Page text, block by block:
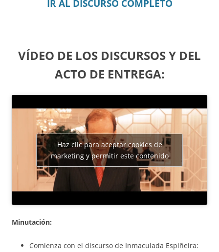
IR AL DISCURSO COMPLETO
VÍDEO DE LOS DISCURSOS Y DEL
ACTO DE ENTREGA:
Haz clic para aceptar cookies de
marketing y permitir este contenido
Minutación:
Comienza con el discurso de Inmaculada Espiñeira: